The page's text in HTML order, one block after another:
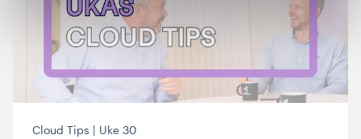
Cloud Tips | Uke 30